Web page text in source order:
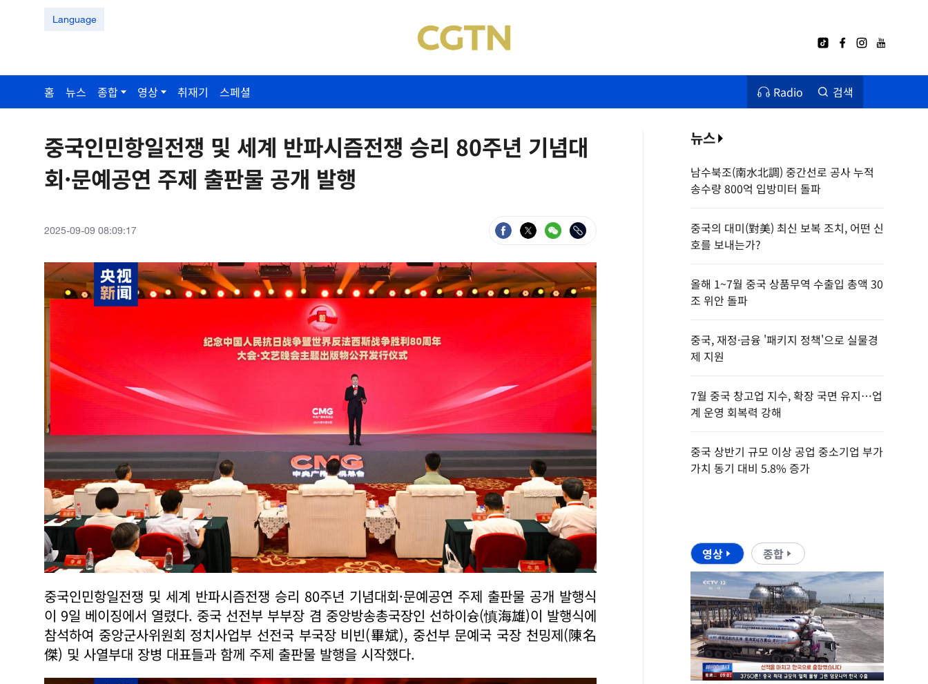
Language
홈 뉴스 종합 영상 취재기 스페셜 Radio 검색
중국인민항일전쟁 및 세계 반파시즘전쟁 승리 80주년 기념대
회·문예공연 주제 출판물 공개 발행
2025-09-09 08:09:17
중국인민항일전쟁 및 세계 반파시즘전쟁 승리 80주년 기념대회·문예공연 주제 출판물 공개 발행식
이 9일 베이징에서 열렸다. 중국 선전부 부부장 겸 중앙방송총국장인 선하이슝(慎海雄)이 발행식에
참석하여 중앙군사위원회 정치사업부 선전국 부국장 비빈(畢斌), 중선부 문예국 국장 천밍제(陳名
傑) 및 사열부대 장병 대표들과 함께 주제 출판물 발행을 시작했다.
뉴스
남수북조(南水北調) 중간선로 공사 누적
송수량 800억 입방미터 돌파
중국의 대미(對美) 최신 보복 조치, 어떤 신
호를 보내는가?
올해 1~7월 중국 상품무역 수출입 총액 30
조 위안 돌파
중국, 재정·금융 '패키지 정책'으로 실물경
제 지원
7월 중국 창고업 지수, 확장 국면 유지…업
계 운영 회복력 강해
중국 상반기 규모 이상 공업 중소기업 부가
가치 동기 대비 5.8% 증가
영상 종합